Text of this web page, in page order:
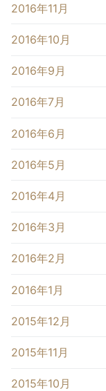
2016年11月
2016年10月
2016年9月
2016年7月
2016年6月
2016年5月
2016年4月
2016年3月
2016年2月
2016年1月
2015年12月
2015年11月
2015年10月